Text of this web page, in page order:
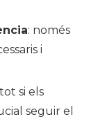
: només
i
si els
seguir el